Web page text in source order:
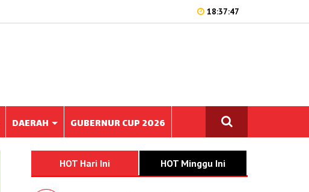
18:37:47
DAERAH GUBERNUR CUP 2026
HOT Hari Ini HOT Minggu Ini